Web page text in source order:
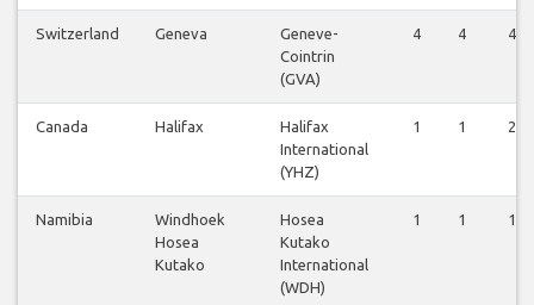
Switzerland Geneva
Geneve-
Cointrin
(GVA)
4 4 4
Canada Halifax
Halifax
International
(YHZ)
1 1 2
Namibia
Windhoek
Hosea
Kutako
Hosea
Kutako
International
(WDH)
1 1 1